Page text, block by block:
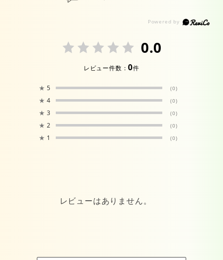
0.0
レビュー件数：0件
★ 5 (0)
★ 4 (0)
★ 3 (0)
★ 2 (0)
★ 1 (0)
レビューはありません。